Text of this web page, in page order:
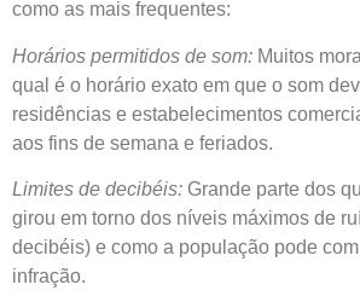
como as mais frequentes:
Horários permitidos de som: Muitos
qual é o horário exato em que o som
residências e estabelecimentos
aos fins de semana e feriados.
Limites de decibéis: Grande parte dos
girou em torno dos níveis máximos de
decibéis) e como a população pode
infração.